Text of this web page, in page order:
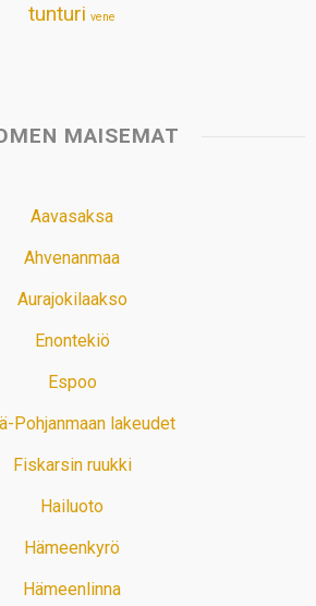
tunturi vene
MAISEMAT
Aavasaksa
Ahvenanmaa
Aurajokilaakso
Enontekiö
Espoo
Pohjanmaan lakeudet
Fiskarsin ruukki
Hailuoto
Hämeenkyrö
Hämeenlinna